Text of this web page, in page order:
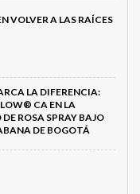
VOLVER A LAS RAÍCES
LA DIFERENCIA:
CA EN LA
ROSA SPRAY BAJO
DE BOGOTÁ